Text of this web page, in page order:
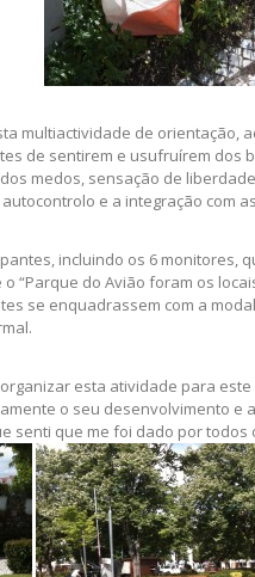
multiactividade de orientação,
de sentirem e usufruírem dos
medos, sensação de
e a integração com
incluindo os 6 monitores,
o “Parque do Avião foram os
se enquadrassem com a
esta atividade para
o seu desenvolvimento e
senti que me foi dado por todos